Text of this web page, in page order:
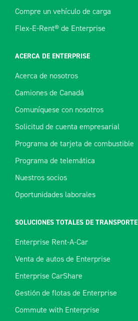
Compre un vehículo de carga
Flex-E-Rent® de Enterprise
ACERCA DE ENTERPRISE
Acerca de nosotros
Camiones de Canadá
Comuníquese con nosotros
Solicitud de cuenta empresarial
Programa de tarjeta de combustible
Programa de telemática
Nuestros socios
Oportunidades laborales
SOLUCIONES TOTALES DE TRANSPORTE
Enterprise Rent-A-Car
Venta de autos de Enterprise
Enterprise CarShare
Gestión de flotas de Enterprise
Commute with Enterprise